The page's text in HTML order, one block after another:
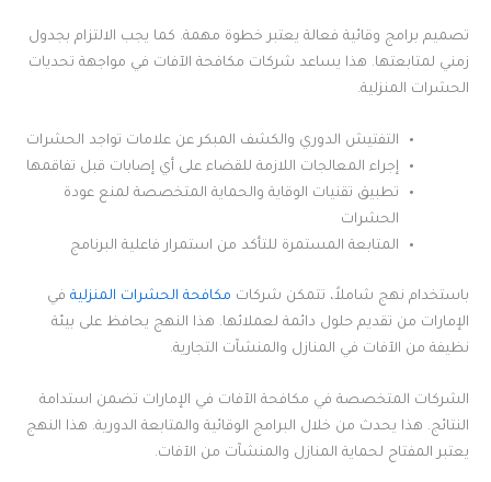
تصميم برامج وقائية فعالة يعتبر خطوة مهمة. كما يجب الالتزام بجدول
زمني لمتابعتها. هذا يساعد شركات مكافحة الآفات في مواجهة تحديات
الحشرات المنزلية.
التفتيش الدوري والكشف المبكر عن علامات تواجد الحشرات
إجراء المعالجات اللازمة للقضاء على أي إصابات قبل تفاقمها
تطبيق تقنيات الوقاية والحماية المتخصصة لمنع عودة
الحشرات
المتابعة المستمرة للتأكد من استمرار فاعلية البرنامج
باستخدام نهج شاملاً، تتمكن شركات مكافحة الحشرات المنزلية في
الإمارات من تقديم حلول دائمة لعملائها. هذا النهج يحافظ على بيئة
نظيفة من الآفات في المنازل والمنشآت التجارية.
الشركات المتخصصة في مكافحة الآفات في الإمارات تضمن استدامة
النتائج. هذا يحدث من خلال البرامج الوقائية والمتابعة الدورية. هذا النهج
يعتبر المفتاح لحماية المنازل والمنشآت من الآفات.